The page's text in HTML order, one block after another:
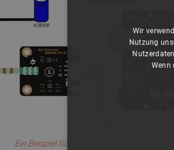
Ein Beispiel für die Verbindung des Sensors
Wir
Nutzung
Wenn